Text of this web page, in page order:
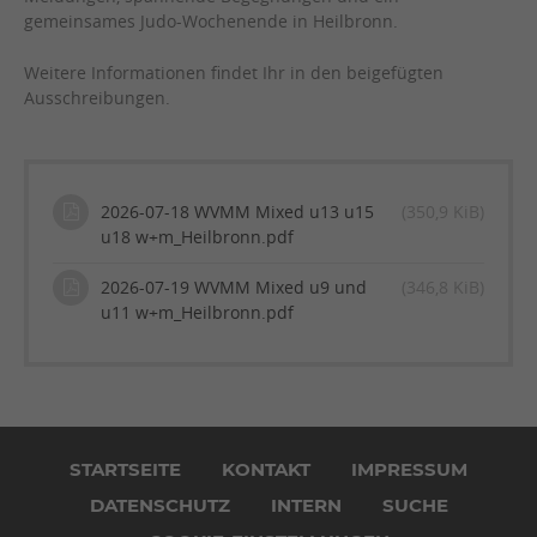
gemeinsames Judo-Wochenende in Heilbronn.
Weitere Informationen findet Ihr in den beigefügten
Ausschreibungen.
2026-07-18 WVMM Mixed u13 u15
u18 w+m_Heilbronn.pdf
(350,9 KiB)
2026-07-19 WVMM Mixed u9 und
u11 w+m_Heilbronn.pdf
(346,8 KiB)
überspringen
STARTSEITE KONTAKT
IMPRESSUM
DATENSCHUTZ
INTERN
SUCHE